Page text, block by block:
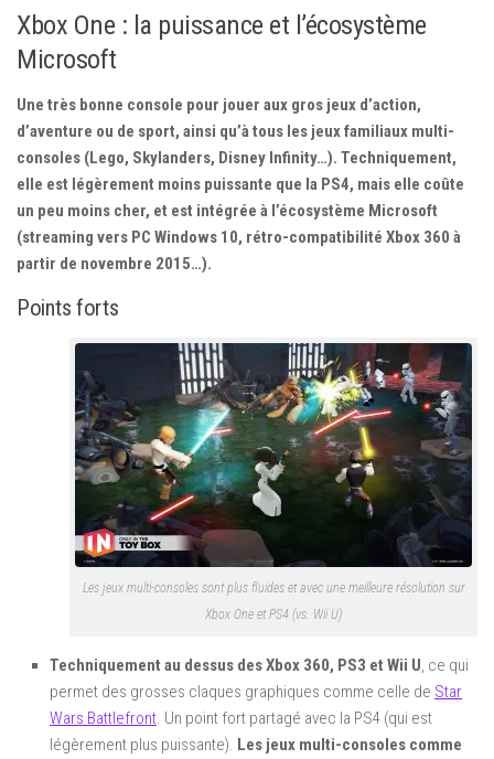
Xbox One : la puissance et l’écosystème
Microsoft
Une très bonne console pour jouer aux gros jeux d’action,
d’aventure ou de sport, ainsi qu’à tous les jeux familiaux multi-
consoles (Lego, Skylanders, Disney Infinity…). Techniquement,
elle est légèrement moins puissante que la PS4, mais elle coûte
un peu moins cher, et est intégrée à l’écosystème Microsoft
(streaming vers PC Windows 10, rétro-compatibilité Xbox 360 à
partir de novembre 2015…).
Points forts
Les jeux multi-consoles sont plus fluides et avec une meilleure résolution sur
Xbox One et PS4 (vs. Wii U)
Techniquement au dessus des Xbox 360, PS3 et Wii U, ce qui
permet des grosses claques graphiques comme celle de Star
Wars Battlefront. Un point fort partagé avec la PS4 (qui est
légèrement plus puissante). Les jeux multi-consoles comme